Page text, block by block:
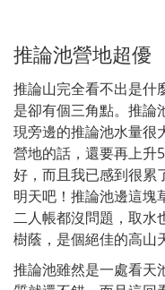
推論池營地超優
推論山完全看不出是什
是卻有個三角點。推論
現旁邊的推論池水量很
營地的話，還要再上升
好，而且我已感到很累
明天吧！推論池邊這塊
二人帳都沒問題，取水
樹蔭，是個絕佳的高山
推論池雖然是一處看天